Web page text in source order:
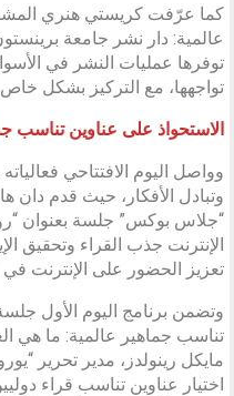
كما عرّفت كريستي هنري
عالمية: دار نشر جامعة
توفرها عمليات النشر في
تواجهها، مع التركيز بشكل
الاستحواذ على عناوين تناسب
وواصل اليوم الافتتاحي
وتبادل الأفكار، حيث قدم دان
“جلاس بوكس” جلسة بعنوان
الإنترنت جذب القراء وتحقيق
تعزيز الحضور على الإنترنت
وتضمن برنامج اليوم الأول
تناسب جماهير عالمية: ما هي
مايكل رينولدز، مدير تحرير
اختيار عناوين تناسب قراء